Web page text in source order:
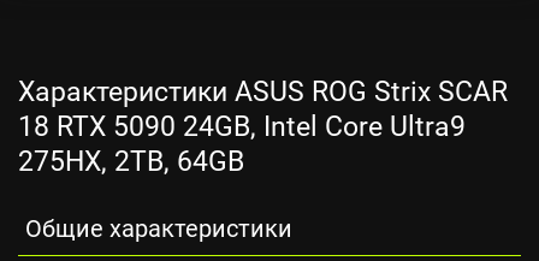
Характеристики ASUS ROG Strix SCAR
18 RTX 5090 24GB, Intel Core Ultra9
275HX, 2TB, 64GB
Общие характеристики